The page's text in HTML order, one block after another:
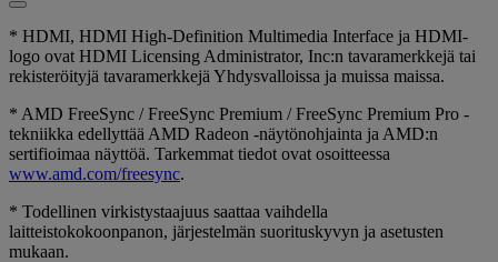
* HDMI, HDMI High-Definition Multimedia Interface ja HDMI-
logo ovat HDMI Licensing Administrator, Inc:n tavaramerkkejä tai
rekisteröityjä tavaramerkkejä Yhdysvalloissa ja muissa maissa.
* AMD FreeSync / FreeSync Premium / FreeSync Premium Pro -
tekniikka edellyttää AMD Radeon -näytönohjainta ja AMD:n
sertifioimaa näyttöä. Tarkemmat tiedot ovat osoitteessa
www.amd.com/freesync.
* Todellinen virkistystaajuus saattaa vaihdella
laitteistokokoonpanon, järjestelmän suorituskyvyn ja asetusten
mukaan.